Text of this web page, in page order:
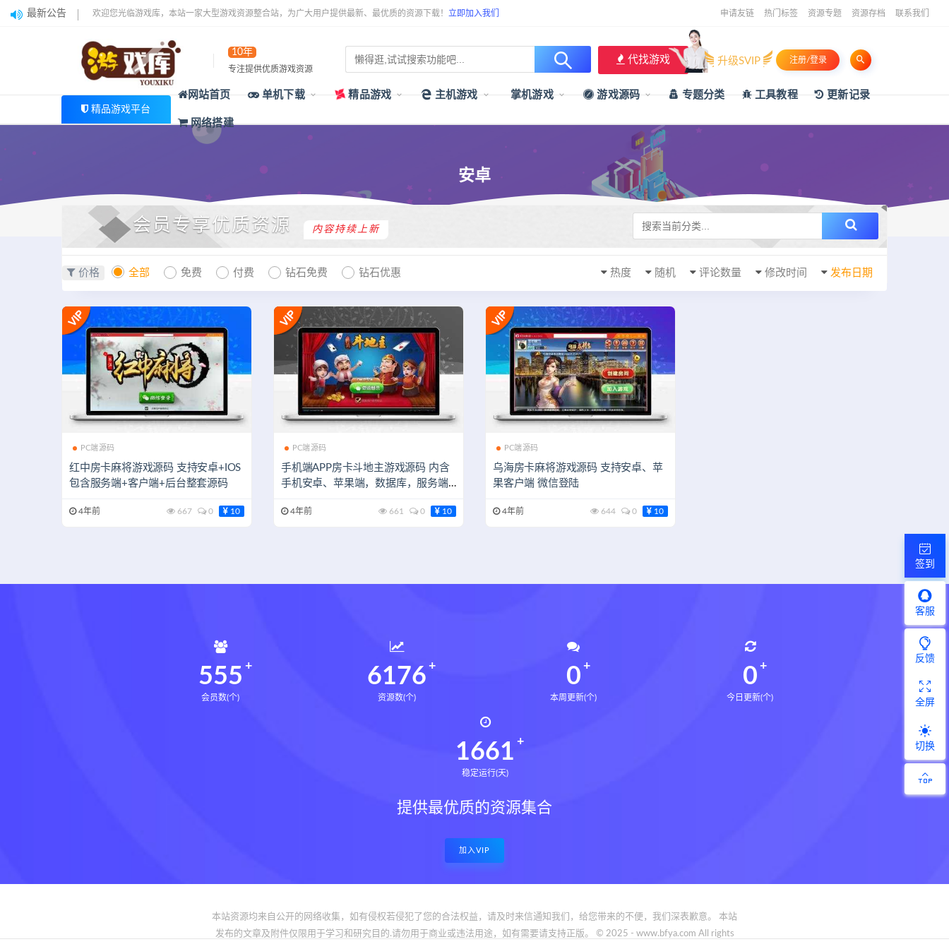
最新公告 欢迎您光临游戏库，本站一家大型游戏资源整合站，为广大用户提供最新、最优质的资源下载！ 立即加入我们 申请友链 热门标签 资源专题 资源存档 联系我们
10年
专注提供优质游戏资源
代找游戏 升级SVIP 注册/登录
精品游戏平台
网站首页 单机下载 精品游戏 主机游戏 掌机游戏 游戏源码 专题分类 工具教程 更新记录
网络搭建
安卓
会员专享优质资源 内容持续上新
价格 全部 免费 付费 钻石免费 钻石优惠 发布日期
修改时间
评论数量
随机
热度
PC端源码
红中房卡麻将游戏源码 支持安卓+IOS
包含服务端+客户端+后台整套源码
4年前 667 0 10
PC端源码
手机端APP房卡斗地主游戏源码 内含
手机安卓、苹果端，数据库，服务端
4年前 661 0 10
PC端源码
乌海房卡麻将游戏源码 支持安卓、苹
果客户端 微信登陆
4年前 644 0 10
559
会员数(个)
6213
资源数(个)
0
本周更新(个)
0
今日更新(个)
1671
稳定运行(天)
提供最优质的资源集合
加入VIP
本站资源均来自公开的网络收集，如有侵权若侵犯了您的合法权益，请及时来信通知我们，给您带来的不便，我们深表歉意。 本站
发布的文章及附件仅限用于学习和研究目的.请勿用于商业或违法用途，如有需要请支持正版。 © 2025 - www.bfya.com All rights
签到
客服
反馈
全屏
切换